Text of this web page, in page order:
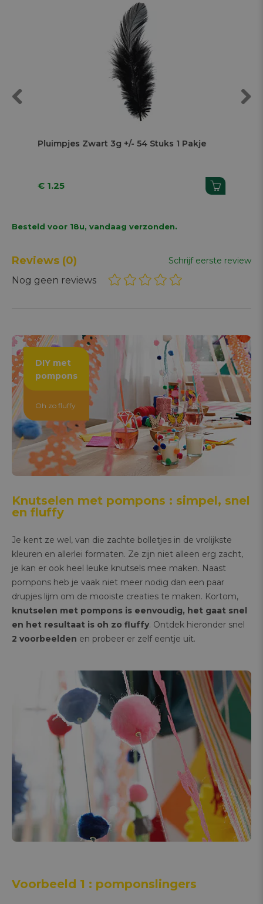
Pluimpjes Zwart 3g +/- 54 Stuks 1 Pakje
€ 1.25
Besteld voor 18u, vandaag verzonden.
Reviews (0) Schrijf eerste review
Nog geen reviews
Oh zo fluffy
DIY met
pompons
Knutselen met pompons : simpel, snel
en fluffy
Je kent ze wel, van die zachte bolletjes in de vrolijkste
kleuren en allerlei formaten. Ze zijn niet alleen erg zacht,
je kan er ook heel leuke knutsels mee maken. Naast
pompons heb je vaak niet meer nodig dan een paar
drupjes lijm om de mooiste creaties te maken. Kortom,
knutselen met pompons is eenvoudig, het gaat snel
en het resultaat is oh zo fluffy. Ontdek hieronder snel
2 voorbeelden en probeer er zelf eentje uit.
Voorbeeld 1 : pomponslingers